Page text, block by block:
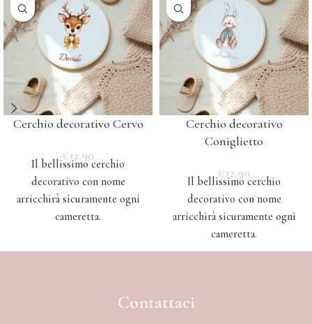
Cerchio decorativo Cervo
€12.90
Il bellissimo cerchio
decorativo con nome
arricchirà sicuramente ogni
cameretta.
Cerchio decorativo
Coniglietto
€12.90
Il bellissimo cerchio
decorativo con nome
arricchirà sicuramente ogni
cameretta.
Contattaci